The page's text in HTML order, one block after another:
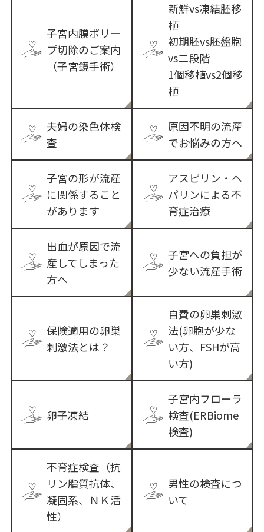
子宮内膜ポリー
プ切除のご案内
（子宮鏡手術）
新鮮vs凍結胚移
植
初期胚vs胚盤胞
vs二段階
1個移植vs2個移
植
夫婦の染色体検
査
原因不明の流産
でお悩みの方へ
子宮の形が流産
に関係すること
があります
アスピリン・ヘ
パリンによる不
育症治療
出血が原因で流
産してしまった
方へ
子宮への負担が
少ない流産手術
保険適用の卵巣
刺激法とは？
自費の卵巣刺激
法(卵胞が少な
い方、FSHが高
い方)
卵子凍結
子宮内フローラ
検査(ERBiome
検査)
不育症検査（抗
リン脂質抗体、
凝固系、ＮＫ活
性）
男性の検査につ
いて